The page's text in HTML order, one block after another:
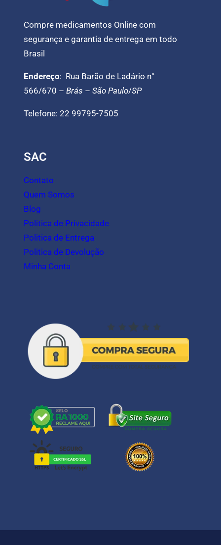
Compre medicamentos Online com
segurança e garantia de entrega em todo
Brasil
Endereço: Rua Barão de Ladário n°
566/670 – Brás – São Paulo/SP
Telefone: 22 99795-7505
SAC
Contato
Quem Somos
Blog
Politica de Privacidade
Politica de Entrega
Politica de Devolução
Minha Conta